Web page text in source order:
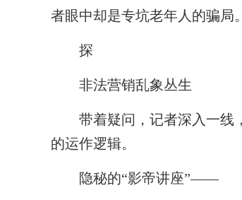
者眼中却是专坑老年人的骗局。
探
非法营销乱象丛生
带着疑问，记者深入一线，
的运作逻辑。
隐秘的“影帝讲座”——